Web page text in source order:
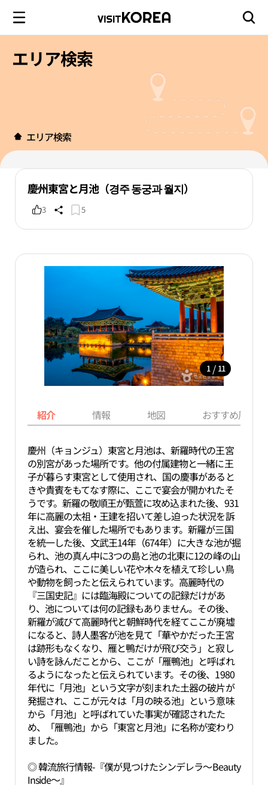
エリア検索
エリア検索
慶州東宮と月池（경주 동궁과 월지）
3 5
1 / 11
紹介 情報 地図 おすすめ周辺
慶州（キョンジュ）東宮と月池は、新羅時代の王宮
の別宮があった場所です。他の付属建物と一緒に王
子が暮らす東宮として使用され、国の慶事があると
きや貴賓をもてなす際に、ここで宴会が開かれたそ
うです。新羅の敬順王が甄萱に攻め込まれた後、931
年に高麗の太祖・王建を招いて差し迫った状況を訴
え出、宴会を催した場所でもあります。新羅が三国
を統一した後、文武王14年（674年）に大きな池が掘
られ、池の真ん中に3つの島と池の北東に12の峰の山
が造られ、ここに美しい花や木々を植えて珍しい鳥
や動物を飼ったと伝えられています。高麗時代の
『三国史記』には臨海殿についての記録だけがあ
り、池については何の記録もありません。その後、
新羅が滅びて高麗時代と朝鮮時代を経てここが廃墟
になると、詩人墨客が池を見て「華やかだった王宮
は跡形もなくなり、雁と鴨だけが飛び交う」と寂し
い詩を詠んだことから、ここが「雁鴨池」と呼ばれ
るようになったと伝えられています。その後、1980
年代に「月池」という文字が刻まれた土器の破片が
発掘され、ここが元々は「月の映る池」という意味
から「月池」と呼ばれていた事実が確認されたた
め、「雁鴨池」から「東宮と月池」に名称が変わり
ました。
◎ 韓流旅行情報-『僕が見つけたシンデレラ～Beauty
Inside～』